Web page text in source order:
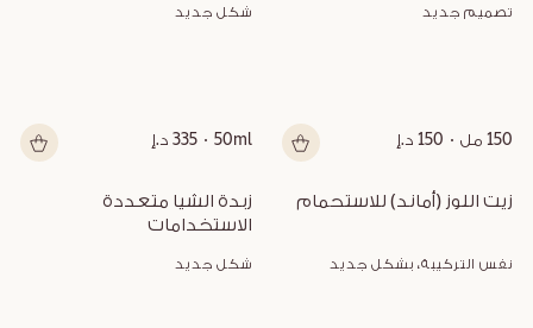
تصميم جديد
150 مل 150 د.إ
شكل جديد
50ml 335 د.إ
زيت اللوز (أماند) للاستحمام
نفس التركيبة، بشكل جديد
الاستخدامات
شكل جديد